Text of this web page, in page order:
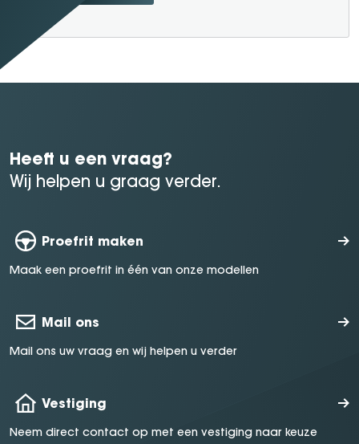
Heeft u een vraag?
Wij helpen u graag verder.
Proefrit maken
Maak een proefrit in één van onze modellen
Mail ons
Mail ons uw vraag en wij helpen u verder
Vestiging
Neem direct contact op met een vestiging naar keuze